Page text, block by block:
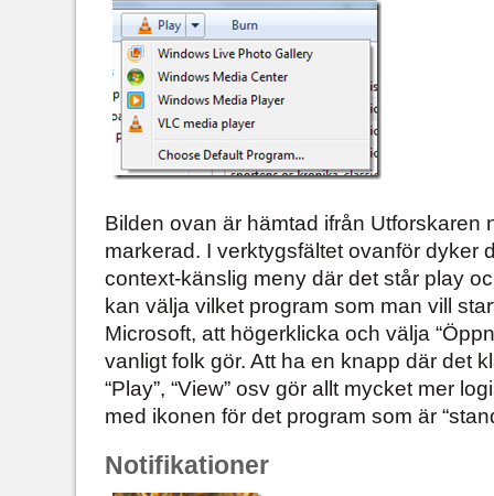
Bilden ovan är hämtad ifrån Utforskaren
markerad. I verktygsfältet ovanför dyker
context-känslig meny där det står play
kan välja vilket program som man vill
Microsoft, att högerklicka och välja
vanligt folk gör. Att ha en knapp där det
“Play”, “View” osv gör allt mycket mer
med ikonen för det program som är
Notifikationer